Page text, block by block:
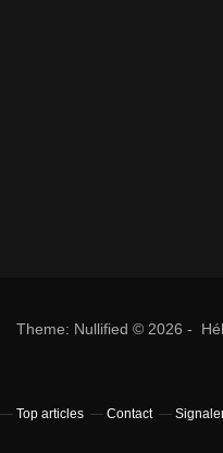
Theme: Nullified © 2026 -
Top articles Contact